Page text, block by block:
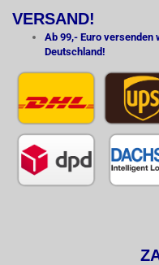
VERSAND!
Ab 99,- Euro
Deutschland!